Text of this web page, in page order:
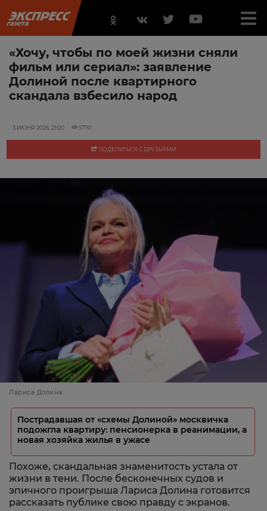
«Хочу, чтобы по моей жизни сняли
фильм или сериал»: заявление
Долиной после квартирного
скандала взбесило народ
3 ИЮНЯ 2026, 21:00 5770
ПОДЕЛИТЬСЯ С ДРУЗЬЯМИ
Лариса Долина
Пострадавшая от «схемы Долиной» москвичка
подожгла квартиру: пенсионерка в реанимации, а
новая хозяйка жилья в ужасе
Похоже, скандальная знаменитость устала от
жизни в тени. После бесконечных судов и
эпичного проигрыша Лариса Долина готовится
рассказать публике свою правду с экранов.